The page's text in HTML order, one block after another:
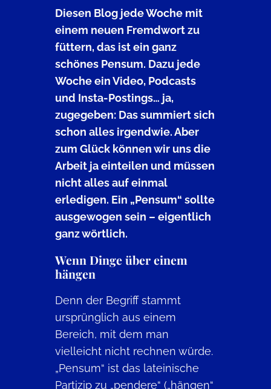
Diesen Blog jede Woche mit
einem neuen Fremdwort zu
füttern, das ist ein ganz
schönes Pensum. Dazu jede
Woche ein Video, Podcasts
und Insta-Postings… ja,
zugegeben: Das summiert sich
schon alles irgendwie. Aber
zum Glück können wir uns die
Arbeit ja einteilen und müssen
nicht alles auf einmal
erledigen. Ein „Pensum“ sollte
ausgewogen sein – eigentlich
ganz wörtlich.
Wenn Dinge über einem
hängen
Denn der Begriff stammt
ursprünglich aus einem
Bereich, mit dem man
vielleicht nicht rechnen würde.
„Pensum“ ist das lateinische
Partizip zu „pendere“ („hängen“